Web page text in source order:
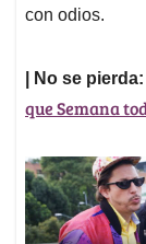
con odios.
| No se pierda:
que Semana